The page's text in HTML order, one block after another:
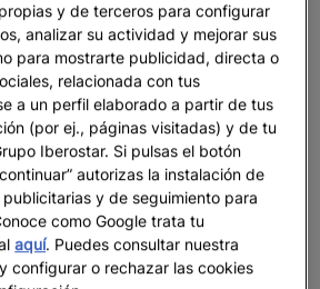
y de terceros para configurar
analizar su actividad y mejorar sus
para mostrarte publicidad, directa o
relacionada con tus
a un perfil elaborado a partir de tus
(por ej., páginas visitadas) y de tu
Iberostar. Si pulsas el botón
autorizas la instalación de
y de seguimiento para
como Google trata tu
aquí. Puedes consultar nuestra
configurar o rechazar las cookies